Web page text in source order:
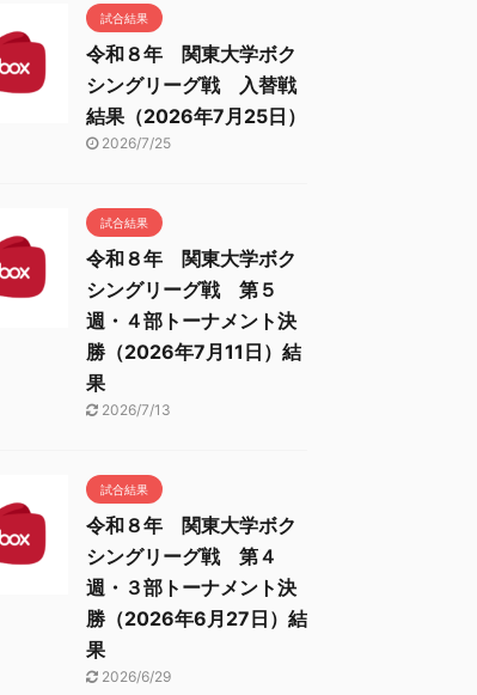
試合結果
令和８年 関東大学ボク
シングリーグ戦 入替戦
結果（2026年7月25日）
2026/7/25
試合結果
令和８年 関東大学ボク
シングリーグ戦 第５
週・４部トーナメント決
勝（2026年7月11日）結
果
2026/7/13
試合結果
令和８年 関東大学ボク
シングリーグ戦 第４
週・３部トーナメント決
勝（2026年6月27日）結
果
2026/6/29